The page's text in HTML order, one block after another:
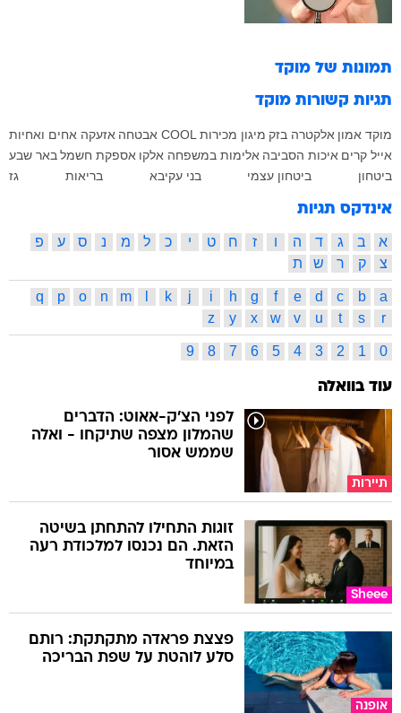
תמונות של מוקד
תגיות קשורות מוקד
מוקד אמון אלקטרה בזק מיגון מכירות COOL אבטחה אזעקה אחים ואחיות
אייל קרים איכות הסביבה אלימות במשפחה אלקו אספקת חשמל באר שבע
ביטחון
ביטחון עצמי בני עקיבא בריאות גז
אינדקס תגיות
א ב ג ד ה ו ז ח ט י כ ל מ נ ס ע
פ
צ
ק ר ש ת
a
b
c
d
e
f
g
h
i
j
k
m
n
o
p
q
r
s
t
u
v
w
x
y
z
0
1
2
3
4
5
6
7
8
9
עוד בוואלה
תיירות
לפני הצ'ק-אאוט: הדברים
שהמלון מצפה שתיקחו - ואלה
שממש אסור
Sheee
זוגות התחילו להתחתן בשיטה
הזאת. הם נכנסו למלכודת רעה
במיוחד
אופנה
פצצת פראדה מתקתקת: רותם
סלע לוהטת על שפת הבריכה